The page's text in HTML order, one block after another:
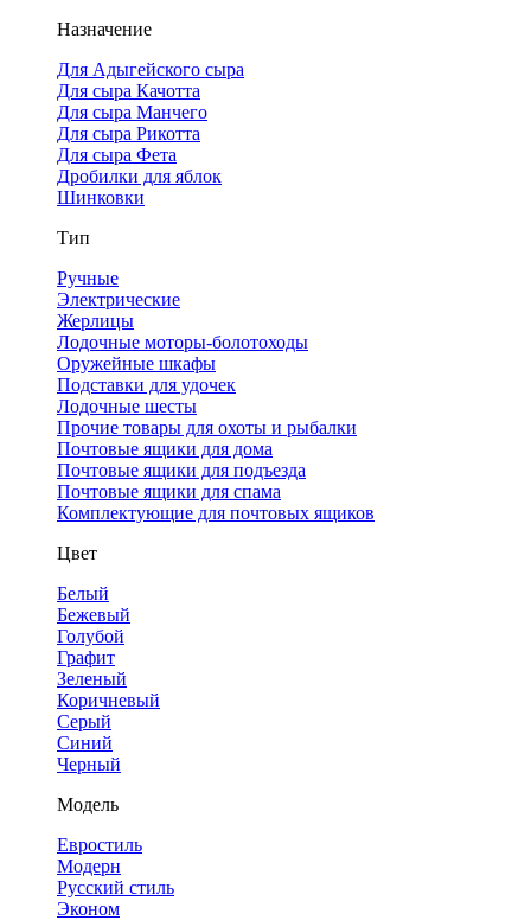
Назначение
Для Адыгейского сыра
Для сыра Качотта
Для сыра Манчего
Для сыра Рикотта
Для сыра Фета
Дробилки для яблок
Шинковки
Тип
Ручные
Электрические
Жерлицы
Лодочные моторы-болотоходы
Оружейные шкафы
Подставки для удочек
Лодочные шесты
Прочие товары для охоты и рыбалки
Почтовые ящики для дома
Почтовые ящики для подъезда
Почтовые ящики для спама
Комплектующие для почтовых ящиков
Цвет
Белый
Бежевый
Голубой
Графит
Зеленый
Коричневый
Серый
Синий
Черный
Модель
Евростиль
Модерн
Русский стиль
Эконом